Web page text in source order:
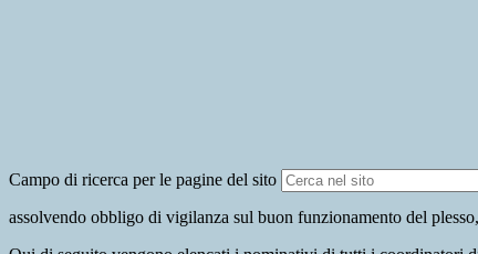
Campo di ricerca per le pagine del sito
assolvendo obbligo di vigilanza sul buon funzionamento del